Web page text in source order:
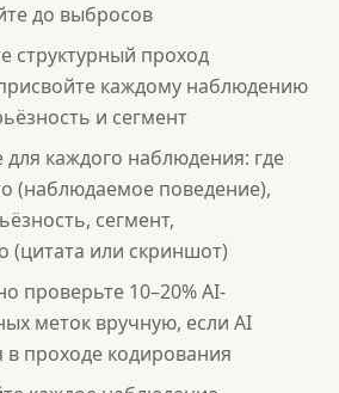
до выбросов
структурный проход
каждому наблюдению
и сегмент
для каждого наблюдения: где
(наблюдаемое поведение),
сегмент,
(цитата или скриншот)
проверьте 10–20% AI-
меток вручную, если AI
в проходе кодирования